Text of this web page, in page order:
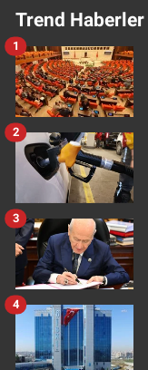
Trend Haberler
1
2
3
4